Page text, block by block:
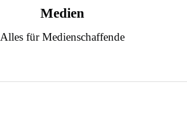
Medien
Alles für Medienschaffende